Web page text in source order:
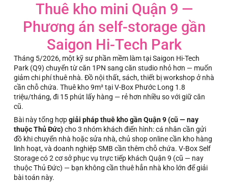
Thuê kho mini Quận 9 —
Phương án self-storage gần
Saigon Hi-Tech Park
Tháng 5/2026, một kỹ sư phần mềm làm tại Saigon Hi-Tech
Park (Q9) chuyển từ căn 1PN sang căn studio nhỏ hơn — muốn
giảm chi phí thuê nhà. Đồ nội thất, sách, thiết bị workshop ở nhà
cần chỗ chứa. Thuê kho 9m² tại V-Box Phước Long 1.8
triệu/tháng, đi 15 phút lấy hàng — rẻ hơn nhiều so với giữ căn
cũ.
Bài này tổng hợpgiải pháp thuê kho gần Quận 9 (cũ — nay
thuộc Thủ Đức)cho 3 nhóm khách điển hình: cá nhân cần gửi
đồ khi chuyển nhà hoặc sửa nhà, chủ shop online cần kho hàng
linh hoạt, và doanh nghiệp SMB cần thêm chỗ chứa. V-Box Self
Storage có 2 cơ sở phục vụ trực tiếp khách Quận 9 (cũ — nay
thuộc Thủ Đức) — bạn không cần thuê hẳn nhà kho lớn để giải
bài toán này.